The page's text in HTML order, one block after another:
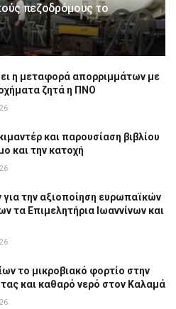
πεζοδρόμους το
η μεταφορά απορριμμάτων με
ζητά η ΠΝΟ
και παρουσίαση βιβλίου
και την κατοχή
την αξιοποίηση ευρωπαϊκών
τα Επιμελητήρια Ιωαννίνων και
το μικροβιακό φορτίο στην
και καθαρό νερό στον Καλαμά